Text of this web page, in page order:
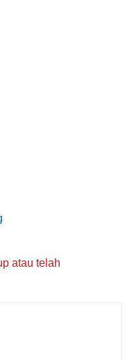
atau telah